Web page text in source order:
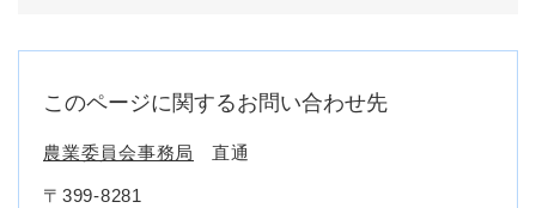
このページに関するお問い合わせ先
農業委員会事務局 直通
〒399-8281